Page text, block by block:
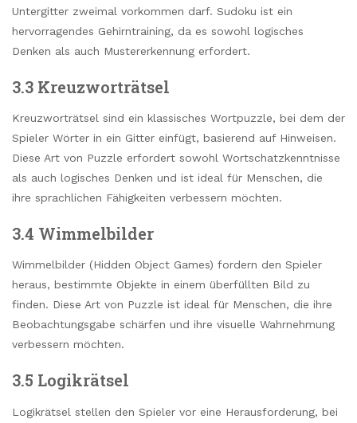
Untergitter zweimal vorkommen darf. Sudoku ist ein
hervorragendes Gehirntraining, da es sowohl logisches
Denken als auch Mustererkennung erfordert.
3.3 Kreuzworträtsel
Kreuzworträtsel sind ein klassisches Wortpuzzle, bei dem der
Spieler Wörter in ein Gitter einfügt, basierend auf Hinweisen.
Diese Art von Puzzle erfordert sowohl Wortschatzkenntnisse
als auch logisches Denken und ist ideal für Menschen, die
ihre sprachlichen Fähigkeiten verbessern möchten.
3.4 Wimmelbilder
Wimmelbilder (Hidden Object Games) fordern den Spieler
heraus, bestimmte Objekte in einem überfüllten Bild zu
finden. Diese Art von Puzzle ist ideal für Menschen, die ihre
Beobachtungsgabe schärfen und ihre visuelle Wahrnehmung
verbessern möchten.
3.5 Logikrätsel
Logikrätsel stellen den Spieler vor eine Herausforderung, bei